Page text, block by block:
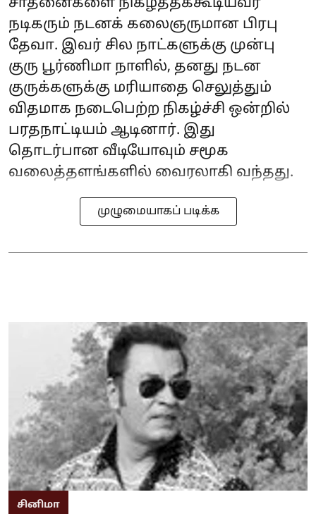
சாதனைகளை நிகழ்த்தக்கூடியவர்
நடிகரும் நடனக் கலைஞருமான பிரபு
தேவா. இவர் சில நாட்களுக்கு முன்பு
குரு பூர்ணிமா நாளில், தனது நடன
குருக்களுக்கு மரியாதை செலுத்தும்
விதமாக நடைபெற்ற நிகழ்ச்சி ஒன்றில்
பரதநாட்டியம் ஆடினார். இது
தொடர்பான வீடியோவும் சமூக
வலைத்தளங்களில் வைரலாகி வந்தது.
முழுமையாகப் படிக்க
சினிமா